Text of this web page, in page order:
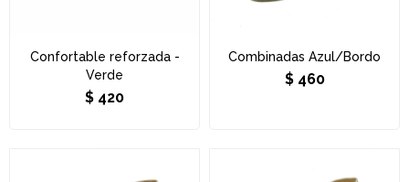
Confortable reforzada -
Verde
$ 420
Combinadas Azul/Bordo
$ 460